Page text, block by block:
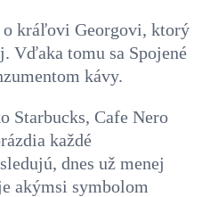
kráľovi Georgovi, ktorý
Vďaka tomu sa Spojené
kávy.
Starbucks, Cafe Nero
každé
dnes už menej
akýmsi symbolom